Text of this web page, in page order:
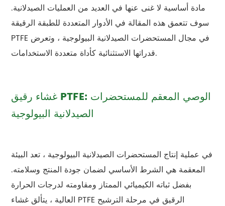
مادة أساسية لا غنى عنها في العديد من العمليات الصيدلانية.
سوف تتعمق هذه المقالة في الأدوار المتعددة للطبقة الرقيقة
PTFE في مجال المستحضرات الصيدلانية البيولوجية ، وتعرض
قدراتها الاستثنائية كأداة متعددة الاستخدامات.
غشاء رقيق PTFE: الوصي المعقم للمستحضرات
الصيدلانية البيولوجية
في عملية إنتاج المستحضرات الصيدلانية البيولوجية ، تعد البيئة
المعقمة هي الشرط الأساسي لضمان جودة المنتج وسلامته.
بفضل ثباته الكيميائي الممتاز ومقاومته لدرجات الحرارة
العالية ، يتألق غشاء PTFE الرقيق في مرحلة الترشيح